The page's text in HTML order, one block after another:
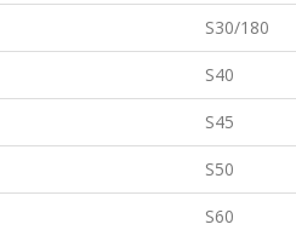
S30/180
S40
S45
S50
S60